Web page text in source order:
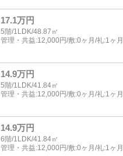
17.1万円
5階/1LDK/48.87㎡
管理・共益:12,000円/敷:0ヶ月/礼:1ヶ月
14.9万円
5階/1LDK/41.84㎡
管理・共益:12,000円/敷:0ヶ月/礼:1ヶ月
14.9万円
6階/1LDK/41.84㎡
管理・共益:12,000円/敷:0ヶ月/礼:1ヶ月